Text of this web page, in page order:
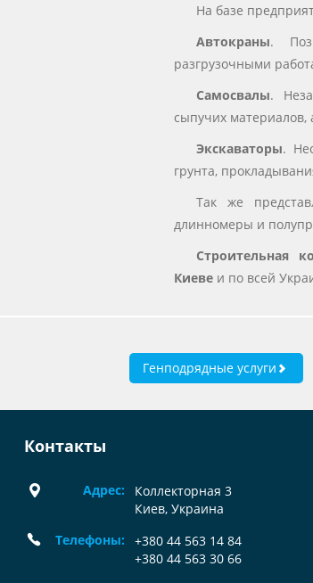
На базе
Автокраны.
разгрузочными
Самосвалы.
сыпучих материалов,
Экскаваторы.
грунта,
Так же
длинномеры и
Строительная
Киеве и по всей
Генподрядные услуги
Контакты
Адрес:
Коллекторная 3
Киев, Украина
Телефоны:
+380 44 563 14 84
+380 44 563 30 66